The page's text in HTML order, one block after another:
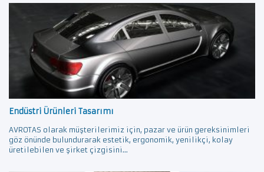
Endüstri Ürünleri Tasarımı
AVROTAS olarak müşterilerimiz için, pazar ve ürün gereksinimleri
göz önünde bulundurarak estetik, ergonomik, yenilikçi, kolay
üretilebilen ve şirket çizgisini...